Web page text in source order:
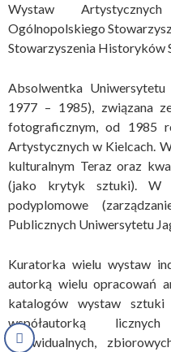
Wystaw
Ogólnopolskiego
Stowarzyszenia Historyków
Absolwentka
1977 – 1985), związana
fotograficznym, od 1985
Artystycznych w Kielcach.
kulturalnym Teraz oraz
(jako krytyk sztuki). W
podyplomowe
Publicznych Uniwersytetu
Kuratorka wielu wystaw
autorką wielu opracowań
katalogów wystaw sztuki
współautorką
indywidualnych,